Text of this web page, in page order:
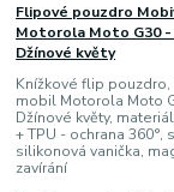
Flipové pouzdro
Motorola Moto G30 -
Džínové květy
Knížkové flip pouzdro,
mobil Motorola Moto
Džínové květy,
+ TPU - ochrana 360°,
silikonová vanička,
zavírání